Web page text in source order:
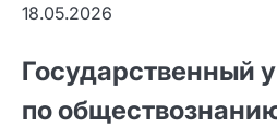
18.05.2026
Государственный
по